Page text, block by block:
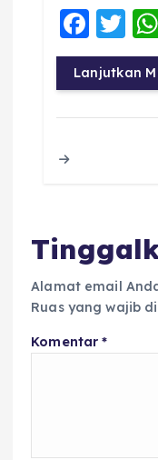
F
a
c
e
T
w
it
te
Lanjutkan
Alamat email
Ruas yang wajib
Komentar*